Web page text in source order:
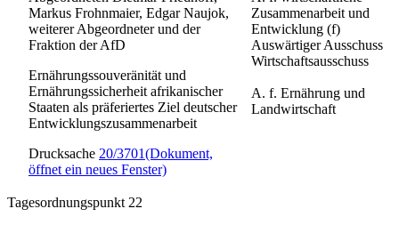
Markus Frohnmaier, Edgar Naujok,
weiterer Abgeordneter und der
Fraktion der AfD
Ernährungssouveränität und
Ernährungssicherheit afrikanischer
Staaten als präferiertes Ziel deutscher
Entwicklungszusammenarbeit
Drucksache 20/3701(Dokument,
öffnet ein neues Fenster)
Zusammenarbeit und
Entwicklung (f)
Auswärtiger Ausschuss
Wirtschaftsausschuss
A. f. Ernährung und
Landwirtschaft
Tagesordnungspunkt 22